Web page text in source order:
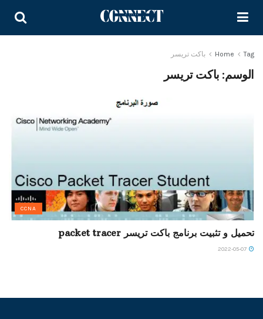
Home Tag باكت تريسر
الوسم: باكت تريسر
CCNA
تحميل و تثبيت برنامج باكت تريسر packet tracer